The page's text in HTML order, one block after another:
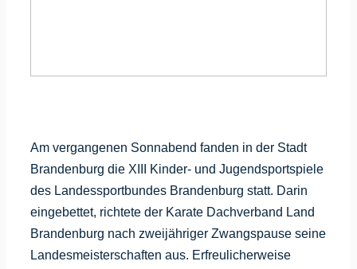
Am vergangenen Sonnabend fanden in der Stadt
Brandenburg die XIII Kinder- und Jugendsportspiele
des Landessportbundes Brandenburg statt. Darin
eingebettet, richtete der Karate Dachverband Land
Brandenburg nach zweijähriger Zwangspause seine
Landesmeisterschaften aus. Erfreulicherweise